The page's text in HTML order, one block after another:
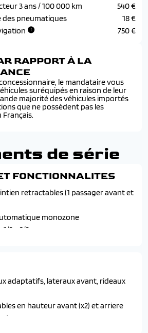
3 ans / 100 000 km
540 €
des pneumatiques
18 €
750 €
RAPPORT À LA
le mandataire vous
suréquipés en raison de leur
majorité des véhicules importés
que ne possèdent pas les
Français.
de série
FONCTIONNALITES
retractables (1 passager avant et
monozone
3 - 2/3
accoudoir et frein de stationnement
de mode de conduite (normal/eco et
a declenchement et cadencement
adaptatifs, lateraux avant, rideaux
en hauteur avant (x2) et arriere
arriere centrale 3 points, avec